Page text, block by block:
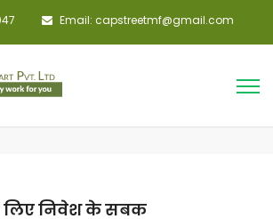
Email: capstreetmf@gmail.com
निवेश के सबक